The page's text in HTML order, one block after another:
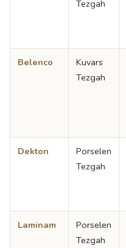
Tezgah
Belenco
Kuvars
Tezgah
Dekton
Porselen
Tezgah
Laminam
Porselen
Tezgah